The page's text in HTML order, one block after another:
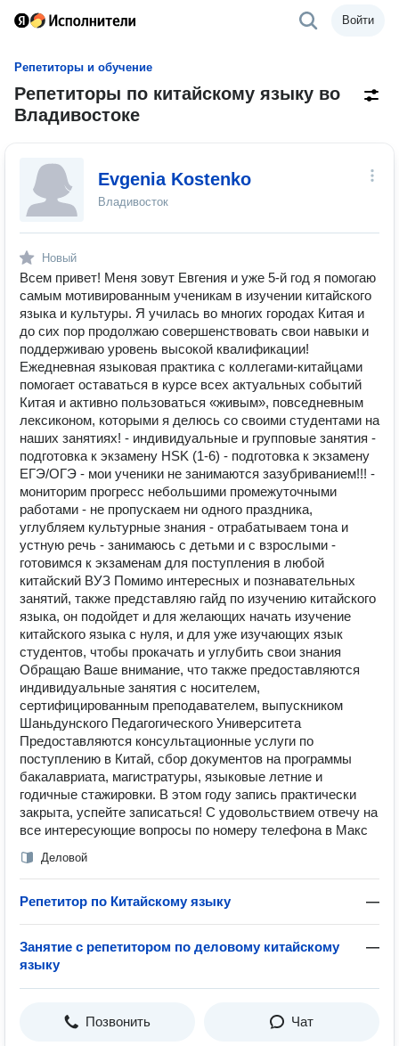
Войти
Репетиторы и обучение
Репетиторы по китайскому языку во
Владивостоке
Evgenia Kostenko
Владивосток
Новый
Всем привет! Меня зовут Евгения и уже 5-й год я помогаю
самым мотивированным ученикам в изучении китайского
языка и культуры. Я училась во многих городах Китая и
до сих пор продолжаю совершенствовать свои навыки и
поддерживаю уровень высокой квалификации!
Ежедневная языковая практика с коллегами-китайцами
помогает оставаться в курсе всех актуальных событий
Китая и активно пользоваться «живым», повседневным
лексиконом, которыми я делюсь со своими студентами на
наших занятиях! - индивидуальные и групповые занятия -
подготовка к экзамену HSK (1-6) - подготовка к экзамену
ЕГЭ/ОГЭ - мои ученики не занимаются зазубриванием!!! -
мониторим прогресс небольшими промежуточными
работами - не пропускаем ни одного праздника,
углубляем культурные знания - отрабатываем тона и
устную речь - занимаюсь с детьми и с взрослыми -
готовимся к экзаменам для поступления в любой
китайский ВУЗ Помимо интересных и познавательных
занятий, также представляю гайд по изучению китайского
языка, он подойдет и для желающих начать изучение
китайского языка с нуля, и для уже изучающих язык
студентов, чтобы прокачать и углубить свои знания
Обращаю Ваше внимание, что также предоставляются
индивидуальные занятия с носителем,
сертифицированным преподавателем, выпускником
Шаньдунского Педагогического Университета
Предоставляются консультационные услуги по
поступлению в Китай, сбор документов на программы
бакалавриата, магистратуры, языковые летние и
годичные стажировки. В этом году запись практически
закрыта, успейте записаться! С удовольствием отвечу на
все интересующие вопросы по номеру телефона в Макс
Деловой
Репетитор по Китайскому языку —
Занятие с репетитором по деловому китайскому
языку
—
Позвонить Чат